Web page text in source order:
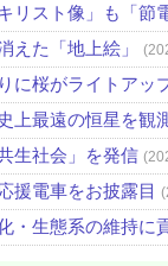
リスト像」も「節電
えた「地上絵」
に桜がライトアッ
上最遠の恒星を観
生社会」を発信
援電車をお披露目
・生態系の維持に